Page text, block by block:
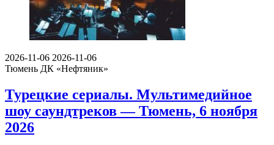
2026-11-06 2026-11-06
Тюмень ДК «Нефтяник»
Турецкие сериалы. Мультимедийное
шоу саундтреков — Тюмень, 6 ноября
2026